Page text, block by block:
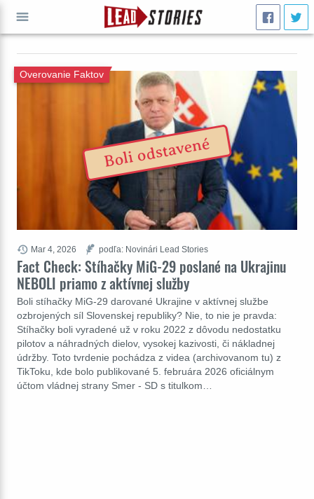
Fact Check: Stíhačky MiG-29 poslané na Ukrajinu
NEBOLI priamo z aktívnej služby
Overovanie Faktov
Boli stíhačky MiG-29 darované Ukrajine v aktívnej službe
ozbrojených síl Slovenskej republiky? Nie, to nie je pravda:
Stíhačky boli vyradené už v roku 2022 z dôvodu nedostatku
pilotov a náhradných dielov, vysokej kazivosti, či nákladnej
údržby. Toto tvrdenie pochádza z videa (archivovanom tu) z
TikToku, kde bolo publikované 5. februára 2026 oficiálnym
účtom vládnej strany Smer - SD s titulkom…
Mar 4, 2026 podľa: Novinári Lead Stories
Boli odstavené